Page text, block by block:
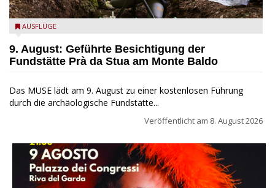
die archäologische Fundstätte Riparo Prà da Stua am Monte
AUSFLÜGE
9. August: Geführte Besichtigung der
Fundstätte Prà da Stua am Monte Baldo
Das MUSE lädt am 9. August zu einer kostenlosen Führung
durch die archäologische Fundstätte...
Veröffentlicht am 8. August 2026